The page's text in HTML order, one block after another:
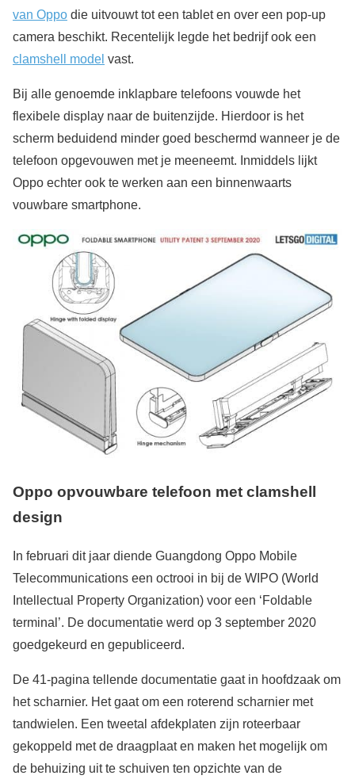
van Oppo die uitvouwt tot een tablet en over een pop-up
camera beschikt. Recentelijk legde het bedrijf ook een
clamshell model vast.
Bij alle genoemde inklapbare telefoons vouwde het
flexibele display naar de buitenzijde. Hierdoor is het
scherm beduidend minder goed beschermd wanneer je de
telefoon opgevouwen met je meeneemt. Inmiddels lijkt
Oppo echter ook te werken aan een binnenwaarts
vouwbare smartphone.
Oppo opvouwbare telefoon met clamshell
design
In februari dit jaar diende Guangdong Oppo Mobile
Telecommunications een octrooi in bij de WIPO (World
Intellectual Property Organization) voor een ‘Foldable
terminal’. De documentatie werd op 3 september 2020
goedgekeurd en gepubliceerd.
De 41-pagina tellende documentatie gaat in hoofdzaak om
het scharnier. Het gaat om een roterend scharnier met
tandwielen. Een tweetal afdekplaten zijn roteerbaar
gekoppeld met de draagplaat en maken het mogelijk om
de behuizing uit te schuiven ten opzichte van de